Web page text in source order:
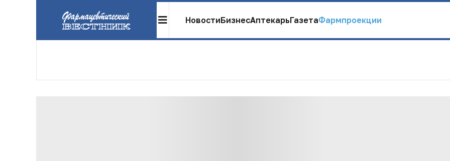
НовостиБизнесАптекарьГазетаФармпроекции